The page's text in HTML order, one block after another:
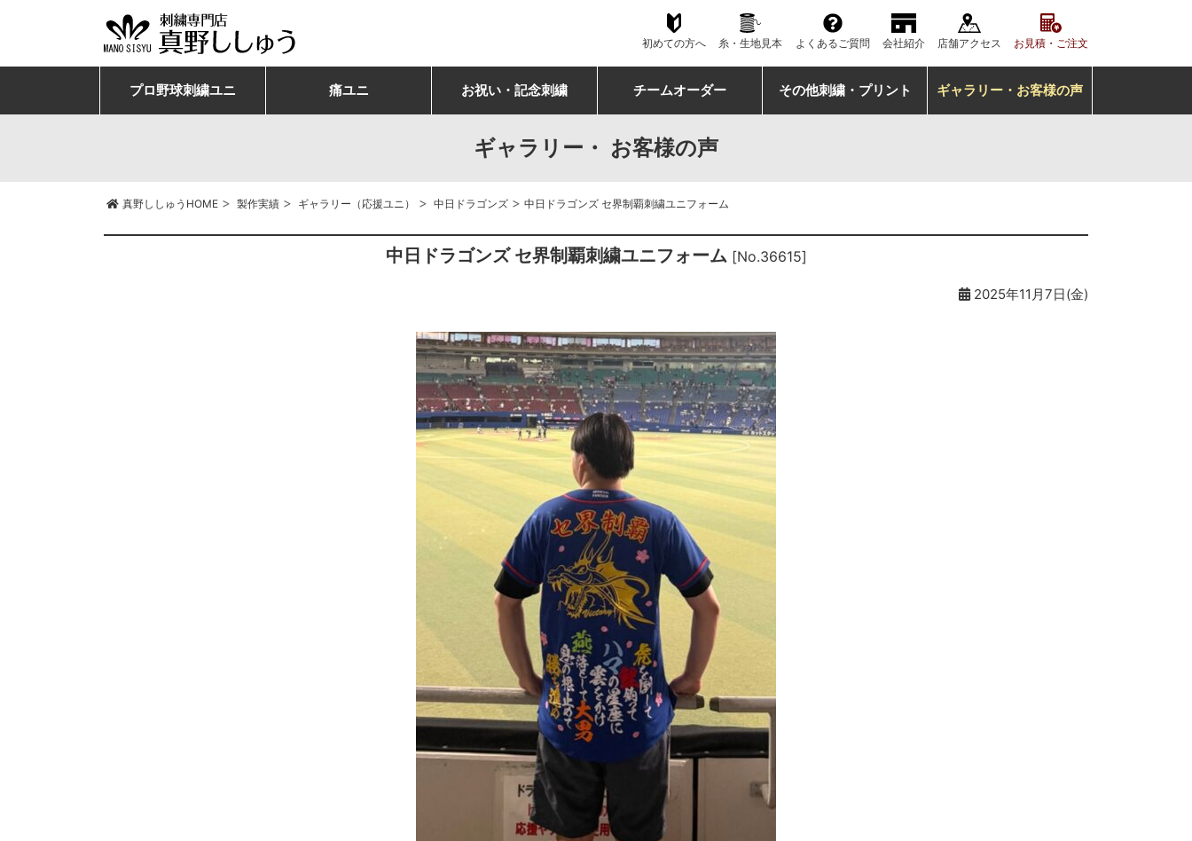
初めての方へ 糸・生地見本 よくあるご質問 会社紹介 店舗アクセス お見積・ご注文
プロ野球刺繍ユニ 痛ユニ お祝い・記念刺繍 チームオーダー その他刺繍・プリント ギャラリー・お客様の声
ギャラリー・ お客様の声
真野ししゅうHOME> 製作実績> ギャラリー（応援ユニ） > 中日ドラゴンズ> 中日ドラゴンズ セ界制覇刺繍ユニフォーム
中日ドラゴンズ セ界制覇刺繍ユニフォーム [No.36615]
2025年11月7日(金)